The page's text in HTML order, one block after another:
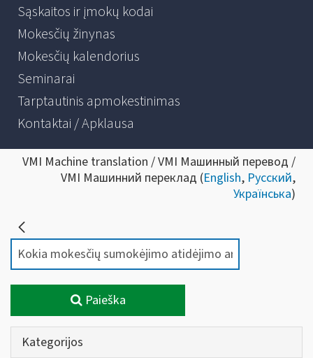
Sąskaitos ir įmokų kodai
Mokesčių žinynas
Mokesčių kalendorius
Seminarai
Tarptautinis apmokestinimas
Kontaktai / Apklausa
VMI Machine translation / VMI Машинный перевод /
VMI Машинний переклад (English, Русский,
Українська)
Paieška
Kategorijos